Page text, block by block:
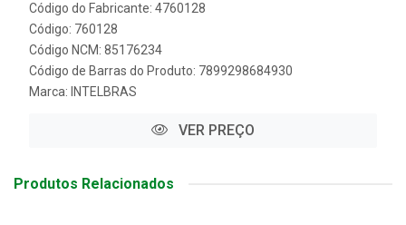
Código do Fabricante: 4760128
Código: 760128
Código NCM: 85176234
Código de Barras do Produto: 7899298684930
Marca: INTELBRAS
VER PREÇO
Produtos Relacionados